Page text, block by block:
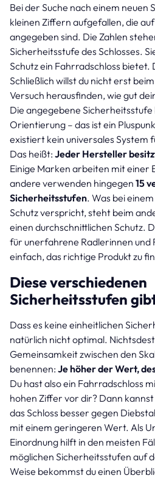
Bei der Suche nach einem neuen
kleinen Ziffern aufgefallen, die
angegeben sind. Die Zahlen
Sicherheitsstufe des Schlosses.
Schutz ein Fahrradschloss bietet.
Schließlich willst du nicht erst
Versuch herausfinden, wie gut
Die angegebene
Orientierung – das ist ein
existiert kein universales System
Das heißt: Jeder Hersteller
Einige Marken arbeiten mit einer
andere verwenden hingegen 15
Sicherheitsstufen. Was bei
Schutz verspricht, steht beim
einen durchschnittlichen Schutz.
für unerfahrene Radlerinnen und
einfach, das richtige Produkt zu
Diese verschiedenen
Sicherheitsstufen
Dass es keine einheitlichen
natürlich nicht optimal.
Gemeinsamkeit zwischen den
benennen: Je höher der Wert,
Du hast also ein Fahrradschloss
hohen Ziffer vor dir? Dann
das Schloss besser gegen
mit einem geringeren Wert. Als
Einordnung hilft in den meisten
möglichen Sicherheitsstufen auf
Weise bekommst du einen